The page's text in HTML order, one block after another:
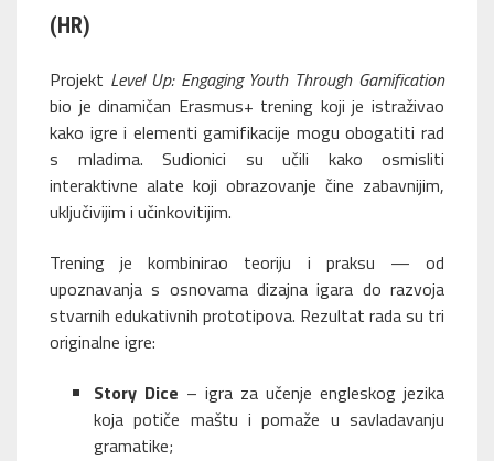
(HR)
Projekt Level Up: Engaging Youth Through Gamification
bio je dinamičan Erasmus+ trening koji je istraživao
kako igre i elementi gamifikacije mogu obogatiti rad
s mladima. Sudionici su učili kako osmisliti
interaktivne alate koji obrazovanje čine zabavnijim,
uključivijim i učinkovitijim.
Trening je kombinirao teoriju i praksu — od
upoznavanja s osnovama dizajna igara do razvoja
stvarnih edukativnih prototipova. Rezultat rada su tri
originalne igre:
Story Dice – igra za učenje engleskog jezika
koja potiče maštu i pomaže u savladavanju
gramatike;